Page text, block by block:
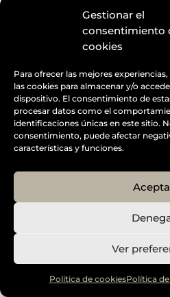
Gestionar el
consentimiento
cookies
Para ofrecer las mejores
las cookies para almacenar y/o
dispositivo. El consentimiento de
procesar datos como el
identificaciones únicas en este sitio.
consentimiento, puede afectar
características y funciones.
Ver
Política de cookiesPolítica
Diseño Web a medida|